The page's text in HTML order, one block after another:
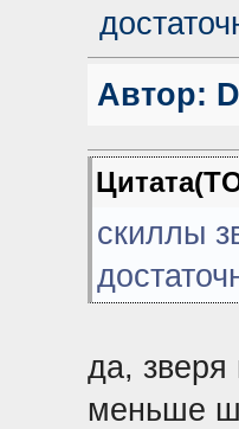
Автор:
скиллы
да,
меньше